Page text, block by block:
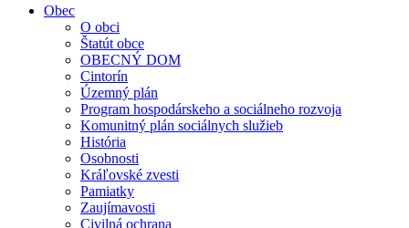
Obec
O obci
Štatút obce
OBECNÝ DOM
Cintorín
Územný plán
Program hospodárskeho a sociálneho rozvoja
Komunitný plán sociálnych služieb
História
Osobnosti
Kráľovské zvesti
Pamiatky
Zaujímavosti
Civilná ochrana